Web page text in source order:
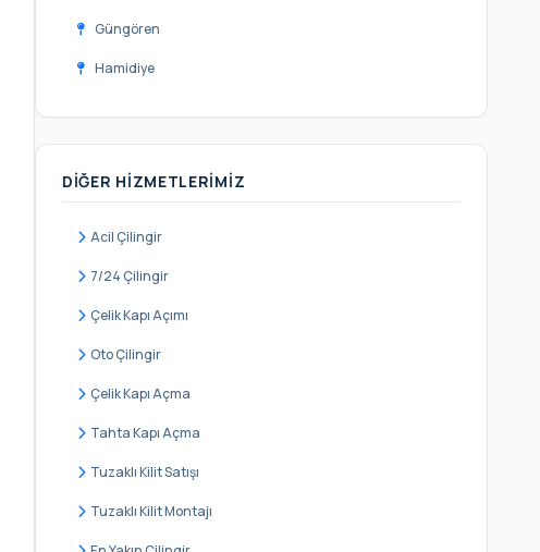
Güngören
Hamidiye
Kirazlıdere
Koçullu
DIĞER HIZMETLERIMIZ
Acil Çilingir
7/24 Çilingir
Çelik Kapı Açımı
Oto Çilingir
Çelik Kapı Açma
Tahta Kapı Açma
Tuzaklı Kilit Satışı
Tuzaklı Kilit Montajı